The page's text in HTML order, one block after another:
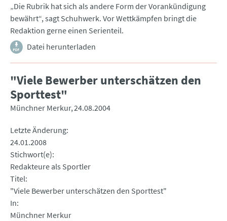
„Die Rubrik hat sich als andere Form der Vorankündigung
bewährt“, sagt Schuhwerk. Vor Wettkämpfen bringt die
Redaktion gerne einen Serienteil.
Datei herunterladen
"Viele Bewerber unterschätzen den
Sporttest"
Münchner Merkur 24.08.2004
Letzte Änderung
24.01.2008
Stichwort(e)
Redakteure als Sportler
Titel
"Viele Bewerber unterschätzen den Sporttest"
In
Münchner Merkur